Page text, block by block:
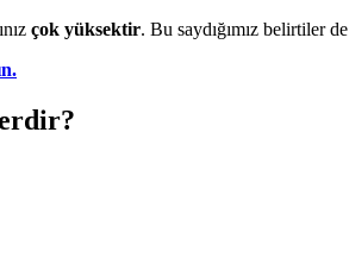
çok yüksektir. Bu saydığımız belirtiler